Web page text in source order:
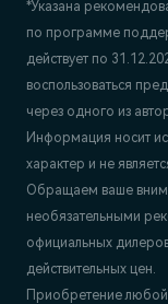
*Указана
по программе
действует по
воспользоваться
через одного из
Информация носит
характер и не
Обращаем ваше
необязательными
официальных дилеров
действительных цен.
Приобретение любой